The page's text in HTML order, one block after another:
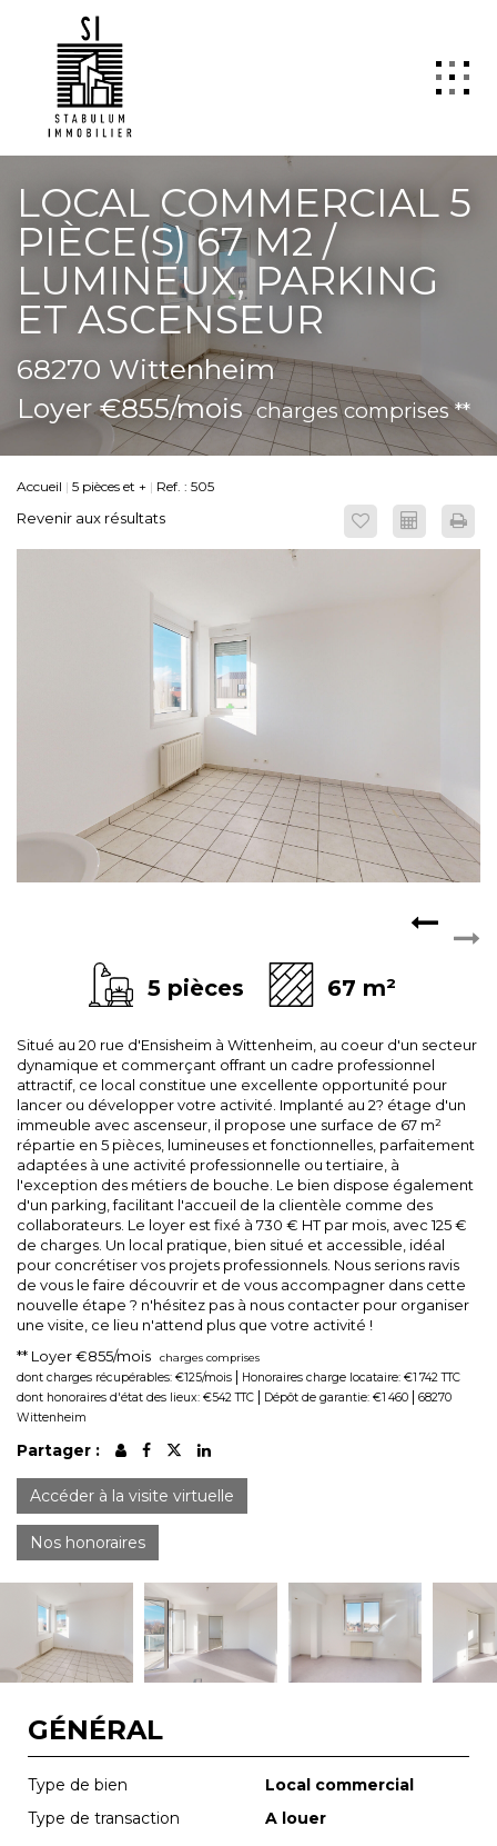
VENTE
LOCATION
GESTION
TRANSACTION
Estimation
SYNDIC
ActuCopro
CONTACT
LOCAL COMMERCIAL 5
PIÈCE(S) 67 M2 /
LUMINEUX, PARKING
ET ASCENSEUR
68270 Wittenheim
Loyer €855/mois charges comprises **
Accueil 5 pièces et + Ref. : 505
Revenir aux résultats
5 pièces 67 m²
Situé au 20 rue d'Ensisheim à Wittenheim, au coeur d'un secteur
dynamique et commerçant offrant un cadre professionnel
attractif, ce local constitue une excellente opportunité pour
lancer ou développer votre activité. Implanté au 2? étage d'un
immeuble avec ascenseur, il propose une surface de 67 m²
répartie en 5 pièces, lumineuses et fonctionnelles, parfaitement
adaptées à une activité professionnelle ou tertiaire, à
l'exception des métiers de bouche. Le bien dispose également
d'un parking, facilitant l'accueil de la clientèle comme des
collaborateurs. Le loyer est fixé à 730 € HT par mois, avec 125 €
de charges. Un local pratique, bien situé et accessible, idéal
pour concrétiser vos projets professionnels. Nous serions ravis
de vous le faire découvrir et de vous accompagner dans cette
nouvelle étape ? n'hésitez pas à nous contacter pour organiser
une visite, ce lieu n'attend plus que votre activité !
** Loyer €855/mois charges comprises
dont charges récupérables: €125/mois | Honoraires charge locataire: €1 742 TTC
dont honoraires d'état des lieux: €542 TTC | Dépôt de garantie: €1 460 | 68270
Wittenheim
Partager :
Accéder à la visite virtuelle
Nos honoraires
GÉNÉRAL
Type de bien
Local commercial
Type de transaction
A louer